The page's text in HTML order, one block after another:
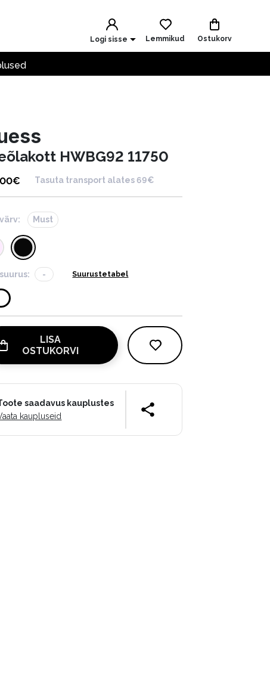
Logi sisse Lemmikud Ostukorv
HWBG92 11750
€ Tasuta transport alates 69€
Must
- Suurustetabel
LISA
OSTUKORVI
saadavus kauplustes
kaupluseid